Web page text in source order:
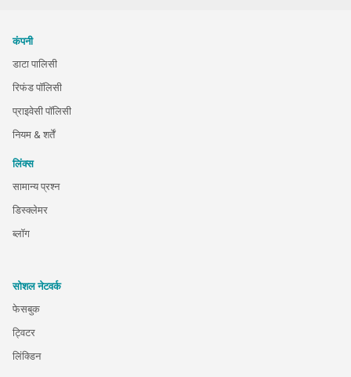
कंपनी
डाटा पालिसी
रिफंड पॉलिसी
प्राइवेसी पॉलिसी
नियम & शर्तें
लिंक्स
सामान्य प्रश्न
डिस्क्लेमर
ब्लॉग
सोशल नेटवर्क
फेसबुक
ट्विटर
लिंक्डिन